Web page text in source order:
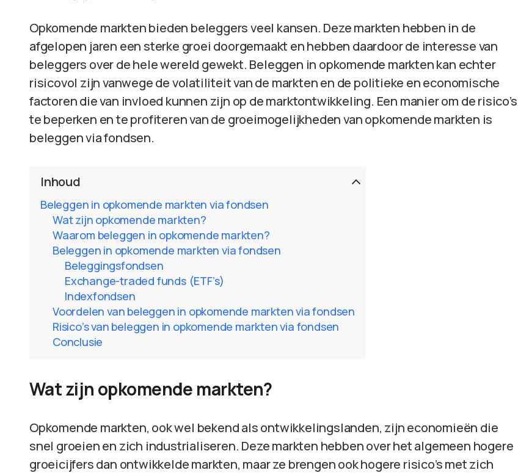
Opkomende markten bieden beleggers veel kansen. Deze markten hebben in de
afgelopen jaren een sterke groei doorgemaakt en hebben daardoor de interesse van
beleggers over de hele wereld gewekt. Beleggen in opkomende markten kan echter
risicovol zijn vanwege de volatiliteit van de markten en de politieke en economische
factoren die van invloed kunnen zijn op de marktontwikkeling. Een manier om de risico’s
te beperken en te profiteren van de groeimogelijkheden van opkomende markten is
beleggen via fondsen.
Inhoud
Beleggen in opkomende markten via fondsen
Wat zijn opkomende markten?
Waarom beleggen in opkomende markten?
Beleggen in opkomende markten via fondsen
Beleggingsfondsen
Exchange-traded funds (ETF’s)
Indexfondsen
Voordelen van beleggen in opkomende markten via fondsen
Risico’s van beleggen in opkomende markten via fondsen
Conclusie
Wat zijn opkomende markten?
Opkomende markten, ook wel bekend als ontwikkelingslanden, zijn economieën die
snel groeien en zich industrialiseren. Deze markten hebben over het algemeen hogere
groeicijfers dan ontwikkelde markten, maar ze brengen ook hogere risico’s met zich